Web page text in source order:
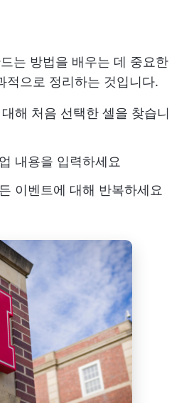
는 방법을 배우는 데 중요한
적으로 정리하는 것입니다.
해 처음 선택한 셀을 찾습니
내용을 입력하세요
이벤트에 대해 반복하세요